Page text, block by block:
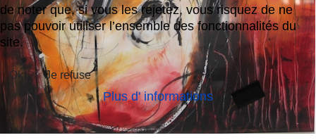
de noter que, si vous les rejetez, vous risquez de ne
pas pouvoir utiliser l’ensemble des fonctionnalités du
site.
Ok Je refuse
Plus d' informations